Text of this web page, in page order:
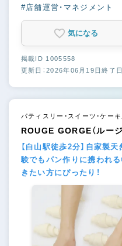
#店舗運営・マネジメント
気になる
掲載ID 1005558
更新日：2026年06月19日終了
パティスリー・スイーツ・ケー
ROUGE GORGE（ルー
【白山駅徒歩2分】自家製
験でもパン作りに携われ
きたい方にぴったり！